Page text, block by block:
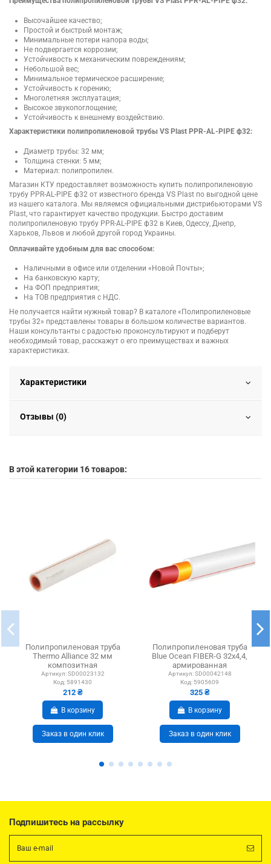
Высочайшее качество;
Простой и быстрый монтаж;
Минимальные потери напора воды;
Не подвергается коррозии;
Устойчивость к механическим повреждениям;
Небольшой вес;
Минимальное термическое расширение;
Устойчивость к горению;
Многолетняя эксплуатация;
Высокое звукопоглощение;
Устойчивость к внешнему воздействию.
Характеристики полипропиленовой трубы VS Plast PPR-AL-PIPE ф32:
Диаметр трубы: 32 мм;
Толщина стенки: 5 мм;
Материал: полипропилен.
Магазин КТУ предоставляет возможность купить полипропиленовую
трубу PPR-AL-PIPE ф32 от известного бренда VS Plast по выгодной цене
из нашего каталога. Мы являемся официальными дистрибьюторами VS
Plast, что гарантирует качество продукции. Быстро доставим
полипропиленовую трубу PPR-AL-PIPE ф32 в Киев, Одессу, Днепр,
Харьков, Львов и любой другой город Украины.
Оплачивайте удобным для вас способом:
Наличными в офисе или отделении «Новой Почты»;
На банковскую карту;
На ФОП предприятия;
На ТОВ предприятия с НДС.
Не получается найти нужный товар? В каталоге «Полипропиленовые
трубы 32» представлены товары в большом количестве вариантов.
Наши консультанты с радостью проконсультируют и подберут
необходимый товар, расскажут о его преимуществах и важных
характеристиках.
Характеристики
Отзывы (0)
В этой категории 16 товаров:
Полипропиленовая труба
Thermo Alliance 32 мм
композитная
Артикул: SD00023132
Код: 5891430
212 ₴
В корзину
Заказ в один клик
Полипропиленовая труба
Blue Ocean FIBER-G 32х4,4,
армированная
стекловолокном, белая
Артикул: SD00042148
Код: 5905609
325 ₴
В корзину
Заказ в один клик
Подпишитесь на рассылку